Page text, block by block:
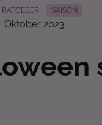
RATGEBER SAISON
Oktober 2023